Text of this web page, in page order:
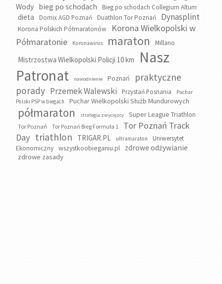
Wody bieg po schodach Bieg po schodach Collegium Altum
dieta Domix AGD Poznań Duathlon Tor Poznań Dynasplint
Korona Polskich Półmaratonów
Korona Wielkopolski w
Półmaratonie
Koronawirus maraton Millano
Mistrzostwa Wielkopolski Policji 10 km
Nasz
Patronat
nawodnienie Poznań
praktyczne
porady Przemek Walewski Przystań Posnania
Puchar
Polski PSP w biegach
Puchar Wielkopolski Służb Mundurowych
półmaraton strategia zwycięzcy Super League Triathlon
Tor Poznań Tor Poznań Bieg Formuła 1
Tor Poznań Track
Day triathlon TRIGAR.PL ultramaraton
Uniwersytet
Ekonomiczny
wszystkoobieganiu.pl zdrowe odżywianie
zdrowe zasady